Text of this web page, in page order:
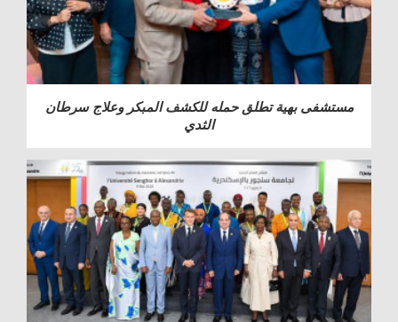
مستشفى بهية تطلق حمله للكشف المبكر وعلاج سرطان
الثدي